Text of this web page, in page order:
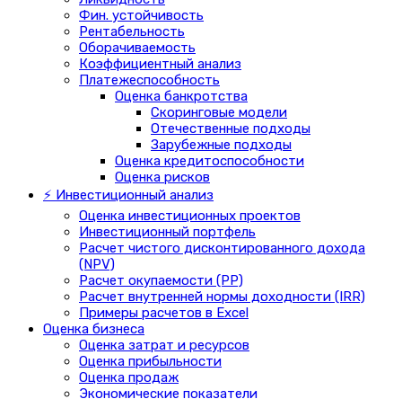
Фин. устойчивость
Рентабельность
Оборачиваемость
Коэффициентный анализ
Платежеспособность
Оценка банкротства
Скоринговые модели
Отечественные подходы
Зарубежные подходы
Оценка кредитоспособности
Оценка рисков
⚡ Инвестиционный анализ
Оценка инвестиционных проектов
Инвестиционный портфель
Расчет чистого дисконтированного дохода
(NPV)
Расчет окупаемости (PP)
Расчет внутренней нормы доходности (IRR)
Примеры расчетов в Excel
Оценка бизнеса
Оценка затрат и ресурсов
Оценка прибыльности
Оценка продаж
Экономические показатели